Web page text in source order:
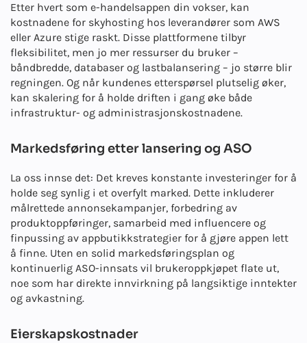
Etter hvert som e-handelsappen din vokser, kan
kostnadene for skyhosting hos leverandører som AWS
eller Azure stige raskt. Disse plattformene tilbyr
fleksibilitet, men jo mer ressurser du bruker –
båndbredde, databaser og lastbalansering – jo større blir
regningen. Og når kundenes etterspørsel plutselig øker,
kan skalering for å holde driften i gang øke både
infrastruktur- og administrasjonskostnadene.
Markedsføring etter lansering og ASO
La oss innse det: Det kreves konstante investeringer for å
holde seg synlig i et overfylt marked. Dette inkluderer
målrettede annonsekampanjer, forbedring av
produktoppføringer, samarbeid med influencere og
finpussing av appbutikkstrategier for å gjøre appen lett
å finne. Uten en solid markedsføringsplan og
kontinuerlig ASO-innsats vil brukeroppkjøpet flate ut,
noe som har direkte innvirkning på langsiktige inntekter
og avkastning.
Eierskapskostnader